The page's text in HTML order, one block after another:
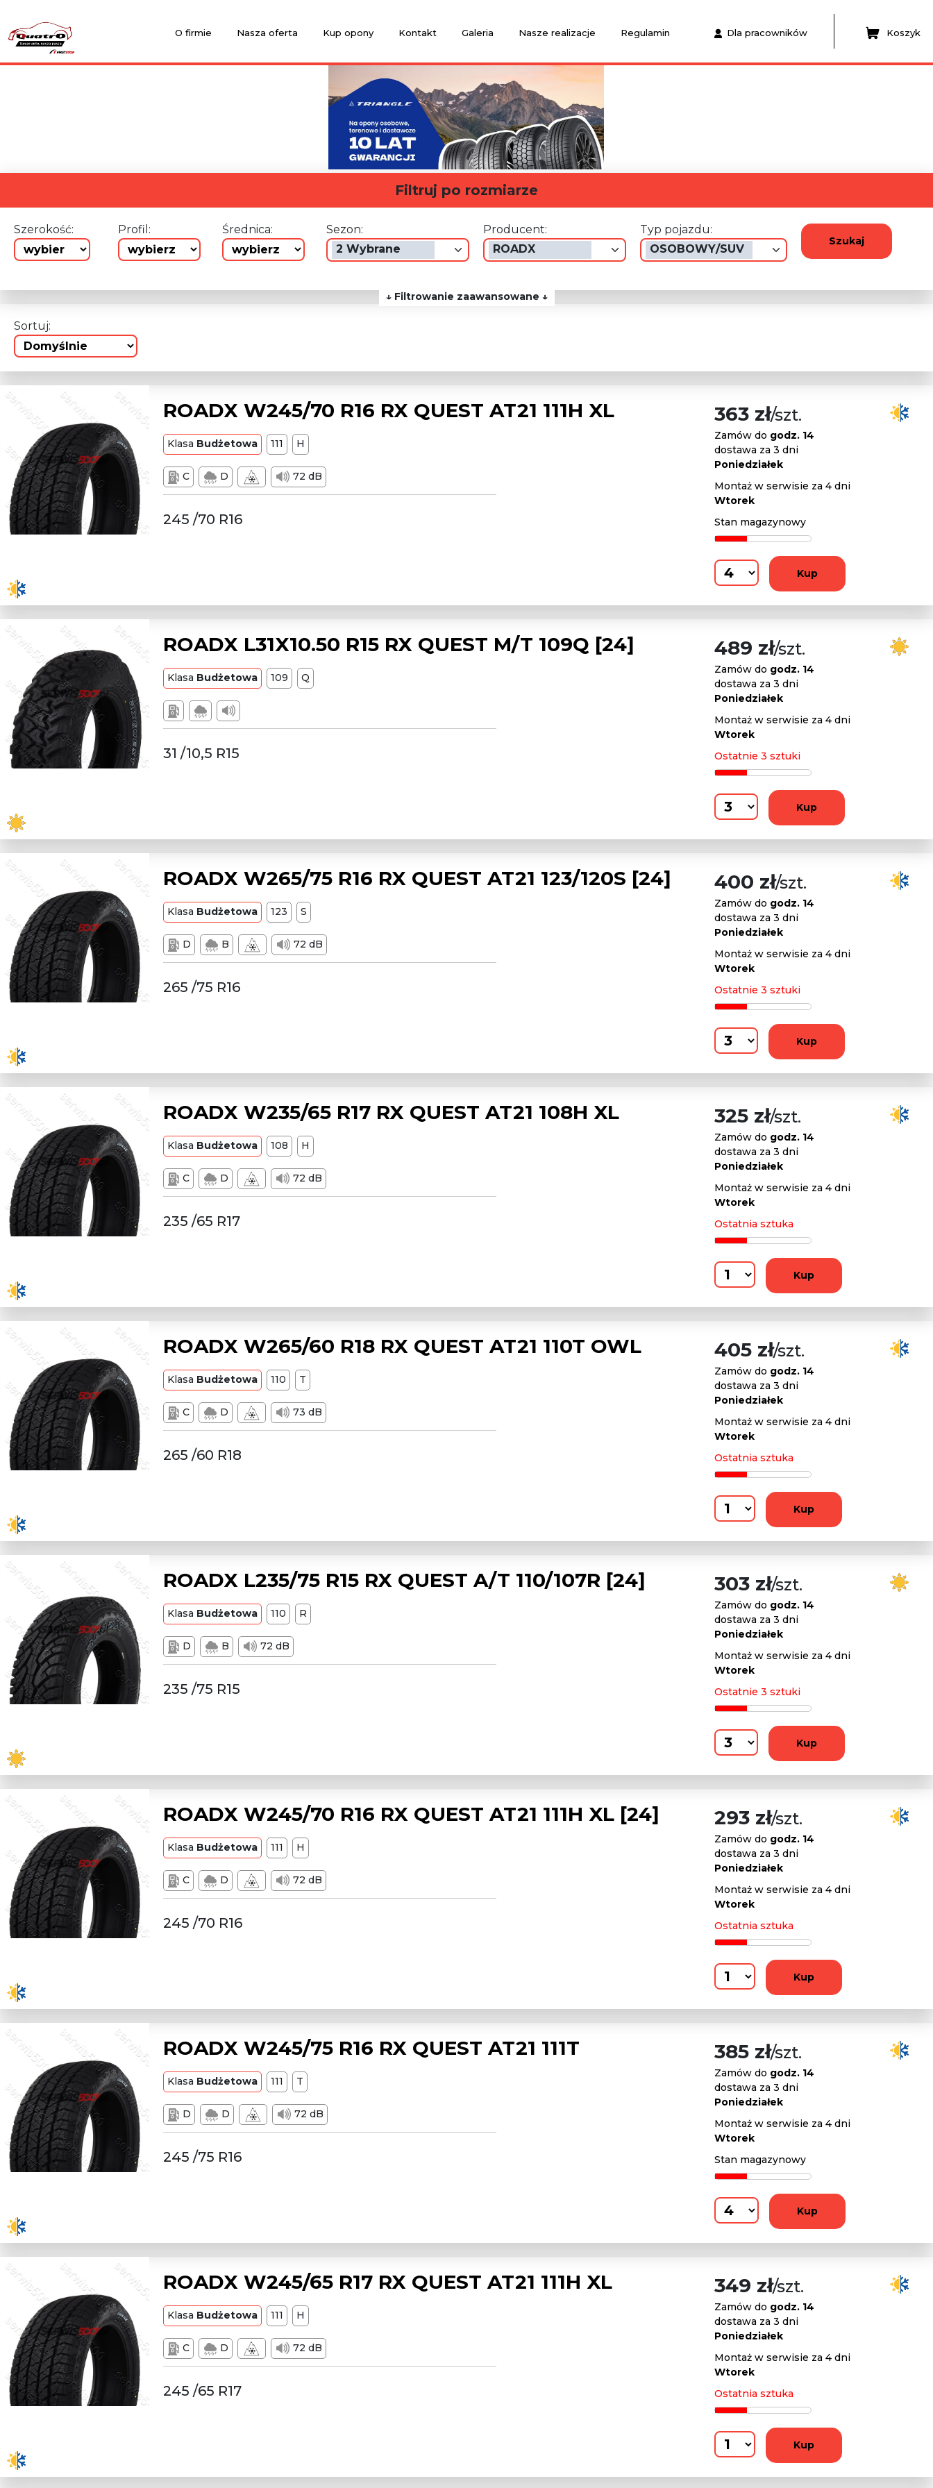
O firmie Nasza oferta Kup opony Kontakt Galeria Nasze realizacje Regulamin Dla pracowników Koszyk
Filtruj po rozmiarze
Szerokość: Profil: Średnica:
Sezon:
2 Wybrane
Producent:
ROADX
Typ pojazdu:
OSOBOWY/SUV
Szukaj
↓ Filtrowanie zaawansowane ↓
Sortuj:
ROADX W245/70 R16 RX QUEST AT21 111H XL
Klasa Budżetowa 111 H
C D 72 dB
245 /70 R16
363 zł/szt.
Zamów do godz. 14
dostawa za 3 dni
Poniedziałek
Montaż w serwisie za 4 dni
Wtorek
Stan magazynowy
Kup
ROADX L31X10.50 R15 RX QUEST M/T 109Q [24]
Klasa Budżetowa 109 Q
31 /10,5 R15
489 zł/szt.
Zamów do godz. 14
dostawa za 3 dni
Poniedziałek
Montaż w serwisie za 4 dni
Wtorek
Ostatnie 3 sztuki
Kup
ROADX W265/75 R16 RX QUEST AT21 123/120S [24]
Klasa Budżetowa 123 S
D B 72 dB
265 /75 R16
400 zł/szt.
Zamów do godz. 14
dostawa za 3 dni
Poniedziałek
Montaż w serwisie za 4 dni
Wtorek
Ostatnie 3 sztuki
Kup
ROADX W235/65 R17 RX QUEST AT21 108H XL
Klasa Budżetowa 108 H
C D 72 dB
235 /65 R17
325 zł/szt.
Zamów do godz. 14
dostawa za 3 dni
Poniedziałek
Montaż w serwisie za 4 dni
Wtorek
Ostatnia sztuka
Kup
ROADX W265/60 R18 RX QUEST AT21 110T OWL
Klasa Budżetowa 110 T
C D 73 dB
265 /60 R18
405 zł/szt.
Zamów do godz. 14
dostawa za 3 dni
Poniedziałek
Montaż w serwisie za 4 dni
Wtorek
Ostatnia sztuka
Kup
ROADX L235/75 R15 RX QUEST A/T 110/107R [24]
Klasa Budżetowa 110 R
D B 72 dB
235 /75 R15
303 zł/szt.
Zamów do godz. 14
dostawa za 3 dni
Poniedziałek
Montaż w serwisie za 4 dni
Wtorek
Ostatnie 3 sztuki
Kup
ROADX W245/70 R16 RX QUEST AT21 111H XL [24]
Klasa Budżetowa 111 H
C D 72 dB
245 /70 R16
293 zł/szt.
Zamów do godz. 14
dostawa za 3 dni
Poniedziałek
Montaż w serwisie za 4 dni
Wtorek
Ostatnia sztuka
Kup
ROADX W245/75 R16 RX QUEST AT21 111T
Klasa Budżetowa 111 T
D D 72 dB
245 /75 R16
385 zł/szt.
Zamów do godz. 14
dostawa za 3 dni
Poniedziałek
Montaż w serwisie za 4 dni
Wtorek
Stan magazynowy
Kup
ROADX W245/65 R17 RX QUEST AT21 111H XL
Klasa Budżetowa 111 H
C D 72 dB
245 /65 R17
349 zł/szt.
Zamów do godz. 14
dostawa za 3 dni
Poniedziałek
Montaż w serwisie za 4 dni
Wtorek
Ostatnia sztuka
Kup